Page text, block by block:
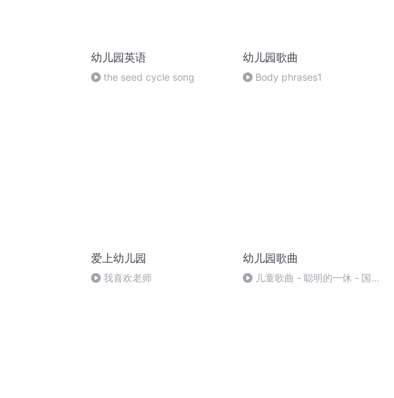
幼儿园英语
the seed cycle song
幼儿园歌曲
Body phrases1
爱上幼儿园
我喜欢老师
幼儿园歌曲
儿童歌曲 - 聪明的一休 - 国语